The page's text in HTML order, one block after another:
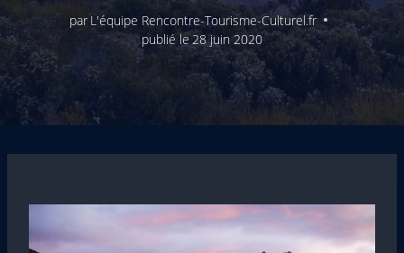
parL'équipe Rencontre-Tourisme-Culturel.fr
publié le 28 juin 2020